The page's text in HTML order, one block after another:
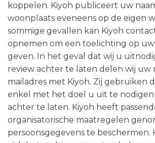
koppelen. Kiyoh publiceert uw
woonplaats eveneens op de eigen
sommige gevallen kan Kiyoh
opnemen om een toelichting op
geven. In het geval dat wij u
review achter te laten delen wij uw
mailadres met Kiyoh. Zij gebruiken
enkel met het doel u uit te nodigen
achter te laten. Kiyoh heeft
organisatorische maatregelen
persoonsgegevens te beschermen.